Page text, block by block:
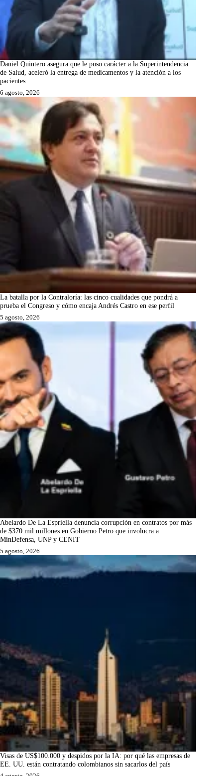
Daniel Quintero asegura que le puso carácter a la Superintendencia
de Salud, aceleró la entrega de medicamentos y la atención a los
pacientes
6 agosto, 2026
La batalla por la Contraloría: las cinco cualidades que pondrá a
prueba el Congreso y cómo encaja Andrés Castro en ese perfil
5 agosto, 2026
Abelardo De La Espriella denuncia corrupción en contratos por más
de $370 mil millones en Gobierno Petro que involucra a
MinDefensa, UNP y CENIT
5 agosto, 2026
Visas de US$100.000 y despidos por la IA: por qué las empresas de
EE. UU. están contratando colombianos sin sacarlos del país